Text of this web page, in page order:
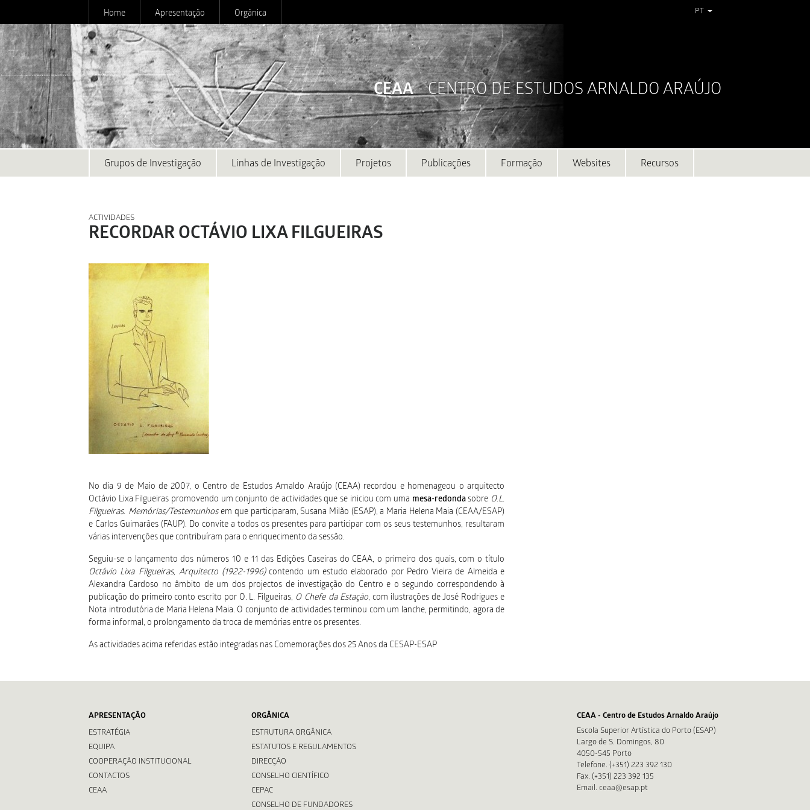
Home Apresentação Orgânica PT
CEAA- CENTRO DE ESTUDOS ARNALDO ARAÚJO
Grupos de Investigação Linhas de Investigação Projetos Publicações Formação Websites Recursos
ACTIVIDADES
RECORDAR OCTÁVIO LIXA FILGUEIRAS
No dia 9 de Maio de 2007, o Centro de Estudos Arnaldo Araújo (CEAA) recordou e homenageou o arquitecto
Octávio Lixa Filgueiras promovendo um conjunto de actividades que se iniciou com uma mesa-redondasobre O.L.
Filgueiras. Memórias/Testemunhosem que participaram, Susana Milão (ESAP), a Maria Helena Maia (CEAA/ESAP)
e Carlos Guimarães (FAUP). Do convite a todos os presentes para participar com os seus testemunhos, resultaram
várias intervenções que contribuíram para o enriquecimento da sessão.
Seguiu-se o lançamento dos números 10 e 11 das Edições Caseiras do CEAA, o primeiro dos quais, com o título
Octávio Lixa Filgueiras, Arquitecto (1922-1996)contendo um estudo elaborado por Pedro Vieira de Almeida e
Alexandra Cardoso no âmbito de um dos projectos de investigação do Centro e o segundo correspondendo à
publicação do primeiro conto escrito por O. L. Filgueiras, O Chefe da Estação, com ilustrações de José Rodrigues e
Nota introdutória de Maria Helena Maia. O conjunto de actividades terminou com um lanche, permitindo, agora de
forma informal, o prolongamento da troca de memórias entre os presentes.
As actividades acima referidas estão integradas nas Comemorações dos 25 Anos da CESAP-ESAP
APRESENTAÇÃO
ESTRATÉGIA
EQUIPA
COOPERAÇÃO INSTITUCIONAL
CONTACTOS
CEAA
ORGÂNICA
ESTRUTURA ORGÂNICA
ESTATUTOS E REGULAMENTOS
DIRECÇÃO
CONSELHO CIENTÍFICO
CEPAC
CONSELHO DE FUNDADORES
CEAA - Centro de Estudos Arnaldo Araújo
Escola Superior Artística do Porto (ESAP)
Largo de S. Domingos, 80
4050-545 Porto
Telefone. (+351) 223 392 130
Fax. (+351) 223 392 135
Email. ceaa@esap.pt